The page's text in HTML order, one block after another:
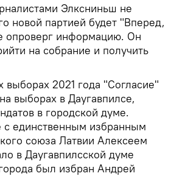
Элксниньш не
новой партией будет "Вперед,
опроверг информацию. Он
на собрание и получить
2021 года "Согласие"
выборах в Даугавпилсе,
в городской думе.
с единственным избранным
союза Латвии Алексеем
в Даугавпилсской думе
был избран Андрей